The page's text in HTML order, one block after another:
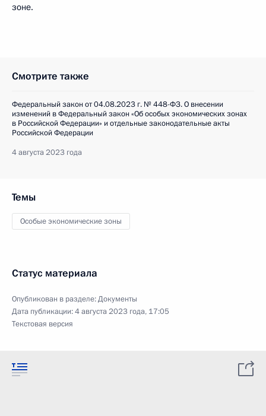
зоне.
Смотрите также
Федеральный закон от 04.08.2023 г. № 448-ФЗ. О внесении
изменений в Федеральный закон «Об особых экономических зонах
в Российской Федерации» и отдельные законодательные акты
Российской Федерации
4 августа 2023 года
Темы
Особые экономические зоны
Статус материала
Опубликован в разделе:Документы
Дата публикации:4 августа 2023 года, 17:05
Текстовая версия